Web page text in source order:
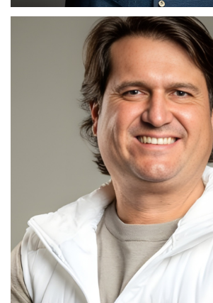
Dario Colares de Araújo Moreira
Diretor-presidente